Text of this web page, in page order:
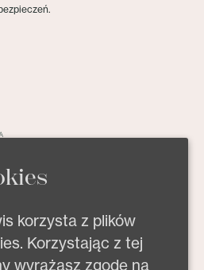
korzysta z plików
Korzystając z tej
wyrażasz zgodę na